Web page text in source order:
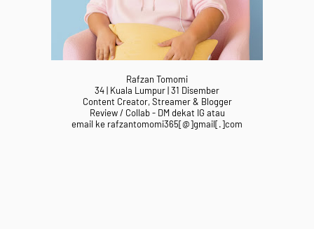
Rafzan Tomomi
34 | Kuala Lumpur | 31 Disember
Content Creator, Streamer & Blogger
Review / Collab - DM dekat IG atau
email ke rafzantomomi365[@]gmail[.]com